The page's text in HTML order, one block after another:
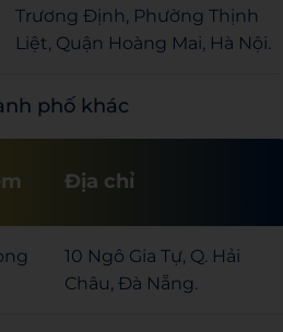
Trương Định, Phường Thịnh
Liệt, Quận Hoàng Mai, Hà Nội.
phố khác
Địa chỉ
10 Ngô Gia Tự, Q. Hải
Châu, Đà Nẵng.